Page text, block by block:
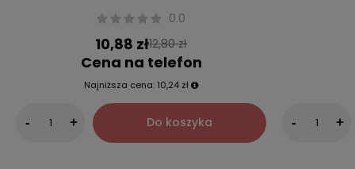
0.0
10,88 zł12,80 zł
Cena na telefon
Najniższa cena: 10,24 zł
- + Do koszyka - +